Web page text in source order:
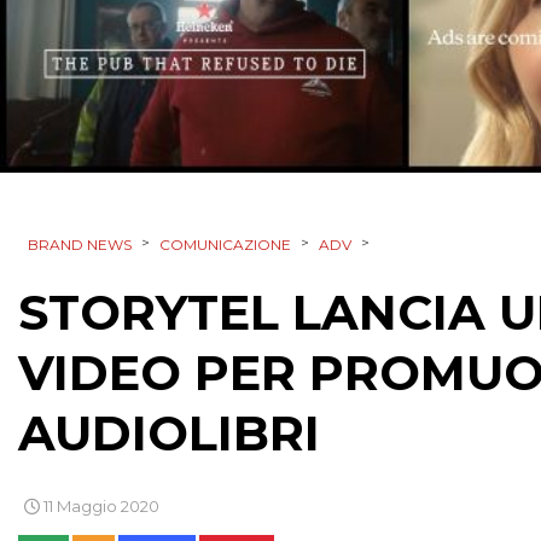
BRAND NEWS > COMUNICAZIONE > ADV >
STORYTEL LANCIA
VIDEO PER
AUDIOLIBRI
11 Maggio 2020